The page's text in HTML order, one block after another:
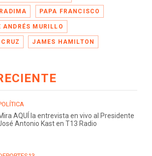
PAPA FRANCISCO
ANDRÉS MURILLO
JAMES HAMILTON
AQUÍ la entrevista en vivo al Presidente
Antonio Kast en T13 Radio